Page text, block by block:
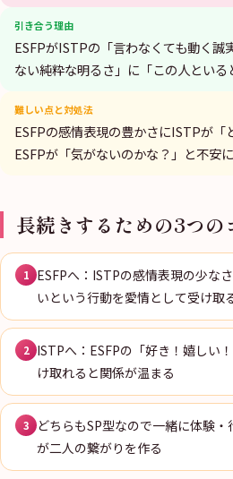
引き合う理由
ESFPがISTPの「言わなくても動く
ない純粋な明るさ」に「この人といる
難しい点と対処法
ESFPの感情表現の豊かさにISTPが
ESFPが「気がないのかな？」と不安
長続きするための3つの
1
ESFPへ：ISTPの感情表現の少
いという行動を愛情として受け取
2 ISTPへ：ESFPの「好き！嬉しい
け取れると関係が温まる
3
どちらもSP型なので一緒に体験
が二人の繋がりを作る